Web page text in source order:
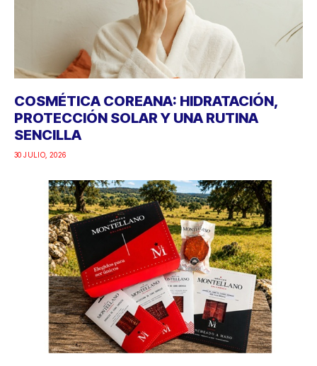
COSMÉTICA COREANA: HIDRATACIÓN,
PROTECCIÓN SOLAR Y UNA RUTINA
SENCILLA
30 JULIO, 2026